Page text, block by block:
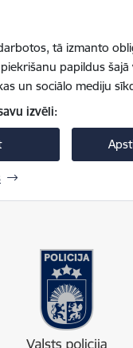
tā izmanto
papildus
un sociālo mediju
izvēli: